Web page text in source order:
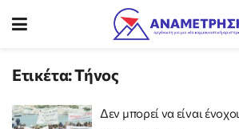
Ετικέτα:Τήνος
Δεν μπορεί να είναι ένοχοι